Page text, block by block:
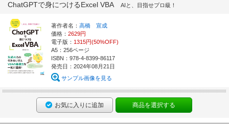
ChatGPTで身につけるExcel VBA AIと、目指せプロ級！
著作者名： 高橋 宣成
価格： 2629円
電子版： 1315円(50%OFF)
A5：256ページ
ISBN：978-4-8399-86117
発売日：2024年08月21日
サンプル画像を見る
お気に入りに追加 商品を選択する